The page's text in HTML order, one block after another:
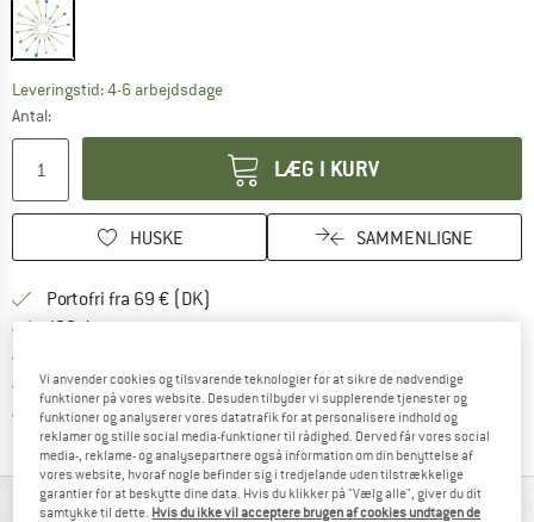
Leveringstid: 4-6 arbejdsdageLinket åbnes i en infoboks og indeholder
Antal:
LÆG I KURV
HUSKE SAMMENLIGNE
Portofri fra 69 € (DK)
100 dages returretGå til returretten her Åbnes i en infoboks
Alle artikler på lager
Vi er Trustpilot-certificeret - oplysningerne får du
ALT I OVERBLIK
Vi anvender cookies og tilsvarende teknologier for at sikre de nødvendige
funktioner på vores website. Desuden tilbyder vi supplerende tjenester og
funktioner og analyserer vores datatrafik for at personalisere indhold og
reklamer og stille social media-funktioner til rådighed. Derved får vores social
media-, reklame- og analysepartnere også information om din benyttelse af
vores website, hvoraf nogle befinder sig i tredjelande uden tilstrækkelige
garantier for at beskytte dine data. Hvis du klikker på "Vælg alle", giver du dit
samtykke til dette. Hvis du ikke vil acceptere brugen af cookies undtagen de